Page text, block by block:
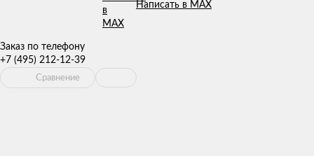
Написать в MAX
Заказ по телефону
+7 (495) 212-12-39
Сравнение